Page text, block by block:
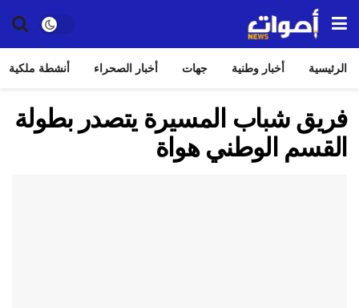
الرئيسية أخبار وطنية جهات أخبار الصحراء أنشطة ملكية
فريق شباب المسيرة يتصدر بطولة
القسم الوطني هواة